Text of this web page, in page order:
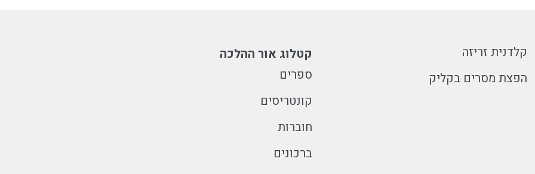
קלדנית זריזה
הפצת מסרים בקליק
קטלוג אור ההלכה
ספרים
קונטריסים
חוברות
ברכונים